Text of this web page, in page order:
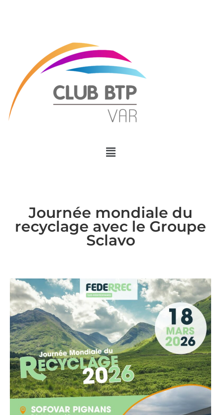
Menu
Journée mondiale du
recyclage avec le Groupe
Sclavo